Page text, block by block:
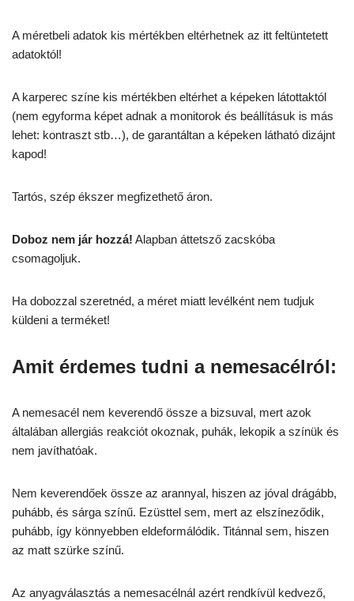
A méretbeli adatok kis mértékben eltérhetnek az itt feltüntetett
adatoktól!
A karperec színe kis mértékben eltérhet a képeken látottaktól
(nem egyforma képet adnak a monitorok és beállításuk is más
lehet: kontraszt stb…), de garantáltan a képeken látható dizájnt
kapod!
Tartós, szép ékszer megfizethető áron.
Doboz nem jár hozzá! Alapban áttetsző zacskóba
csomagoljuk.
Ha dobozzal szeretnéd, a méret miatt levélként nem tudjuk
küldeni a terméket!
Amit érdemes tudni a nemesacélról:
A nemesacél nem keverendő össze a bizsuval, mert azok
általában allergiás reakciót okoznak, puhák, lekopik a színük és
nem javíthatóak.
Nem keverendőek össze az arannyal, hiszen az jóval drágább,
puhább, és sárga színű. Ezüsttel sem, mert az elszíneződik,
puhább, így könnyebben eldeformálódik. Titánnal sem, hiszen
az matt szürke színű.
Az anyagválasztás a nemesacélnál azért rendkívül kedvező,